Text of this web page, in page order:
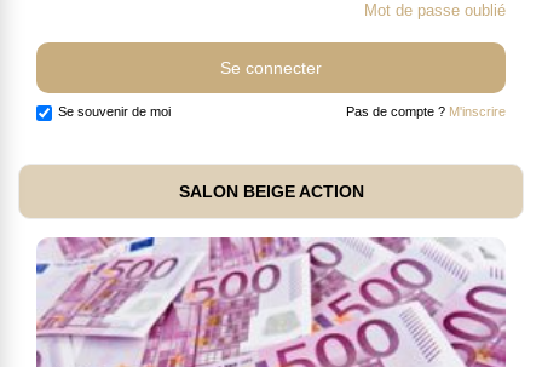
Mot de passe oublié
Se souvenir de moi Pas de compte ? M'inscrire
SALON BEIGE ACTION